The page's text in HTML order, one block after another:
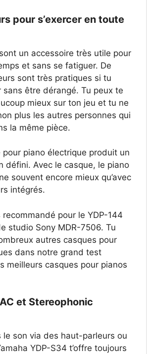
pour s’exercer en toute
un accessoire très utile pour
et sans se fatiguer. De
sont très pratiques si tu
sans être dérangé. Tu peux te
mieux sur ton jeu et tu ne
plus les autres personnes qui
la même pièce.
pour piano électrique produit un
défini. Avec le casque, le piano
souvent encore mieux qu’avec
intégrés.
pour le YDP-144
studio Sony MDR-7506. Tu
autres casques pour
dans notre grand test
meilleurs casques pour pianos
et Stereophonic
le son via des haut-parleurs ou
YDP-S34 t’offre toujours